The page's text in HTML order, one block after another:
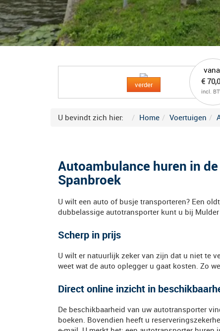
€
incl.
verder
U bevindt zich hier: Home Voertuigen
Autoambulance huren in
Spanbroek
U wilt een auto of busje transporteren? Een
dubbelassige autotransporter kunt u bij
Scherp in prijs
U wilt er natuurlijk zeker van zijn dat u niet te
weet wat de auto oplegger u gaat kosten. Zo
Direct online inzicht in
De beschikbaarheid van uw autotransporter
boeken. Bovendien heeft u